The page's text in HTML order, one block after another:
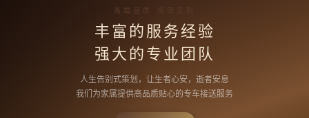
高端品质 按需定制
丰富的服务经验
强大的专业团队
人生告别式策划，让生者心安，逝者安息
我们为家属提供高品质贴心的专车接送服务